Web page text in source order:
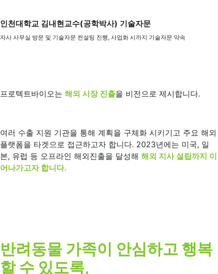
인천대학교 김내현교수(공학박사) 기술자문
자사 사무실 방문 및 기술자문 컨설팅 진행, 사업화 시까지 기술자문 약속
프로텍트바이오는 해외 시장 진출을 비전으로 제시합니다.
여러 수출 지원 기관을 통해 계획을 구체화 시키기고 주요 해외
플랫폼을 타겟으로 접근하고자 합니다. 2023년에는 미국, 일
본, 유럽 등 오프라인 해외진출을 달성해 해외 지사 설립까지 이
어나가고자 합니다.
반려동물 가족이 안심하고 행복
할 수 있도록,